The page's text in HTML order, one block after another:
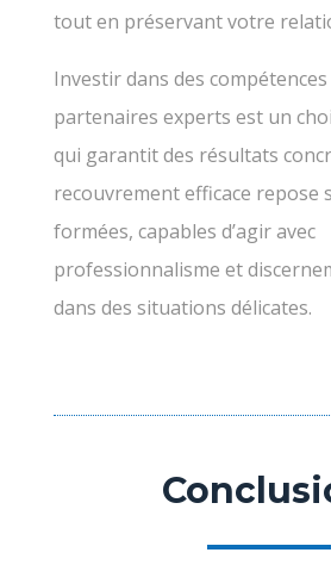
tout en préservant votre
Investir dans des
partenaires experts est un
qui garantit des résultats
recouvrement efficace repose
formées, capables d’agir avec
professionnalisme et
dans des situations délicates.